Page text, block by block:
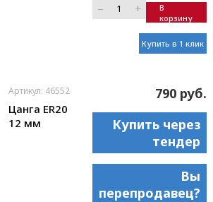
– +
В
корзину
Купить в 1 клик
Артикул: 46552
Цанга ER20
12 мм
790 руб.
Купить через
тендер
Вы
перепродавец?